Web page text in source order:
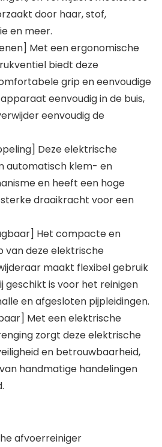
door haar, stof,
en meer.
Met een ergonomische
biedt deze
grip en eenvoudige
eenvoudig in de buis,
eenvoudig de
Deze elektrische
automatisch klem- en
en heeft een hoge
draaikracht voor een
Het compacte en
deze elektrische
maakt flexibel gebruik
geschikt is voor het reinigen
en afgesloten pijpleidingen.
Met een elektrische
zorgt deze elektrische
en betrouwbaarheid,
handmatige handelingen
afvoerreiniger